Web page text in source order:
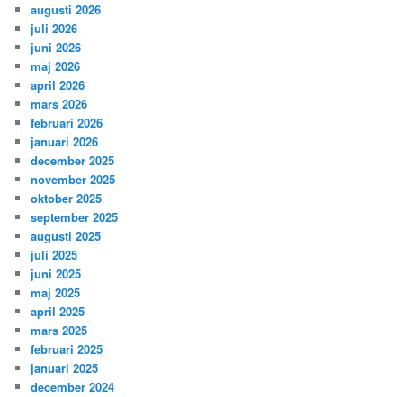
augusti 2026
juli 2026
juni 2026
maj 2026
april 2026
mars 2026
februari 2026
januari 2026
december 2025
november 2025
oktober 2025
september 2025
augusti 2025
juli 2025
juni 2025
maj 2025
april 2025
mars 2025
februari 2025
januari 2025
december 2024